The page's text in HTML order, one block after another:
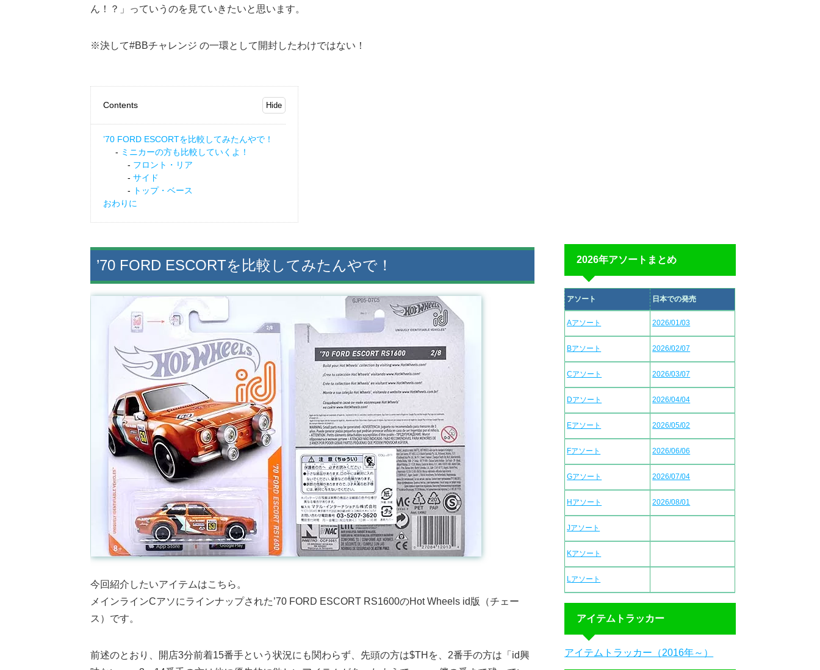
ん！？」っていうのを見ていきたいと思います。
※決して#BBチャレンジ の一環として開封したわけではない！
Contents
’70 FORD ESCORTを比較してみたんやで！
ミニカーの方も比較していくよ！
フロント・リア
サイド
トップ・ベース
おわりに
’70 FORD ESCORTを比較してみたんやで！
今回紹介したいアイテムはこちら。
メインラインCアソにラインナップされた’70 FORD ESCORT RS1600のHot Wheels id版（チェー
ス）です。
前述のとおり、開店3分前着15番手という状況にも関わらず、先頭の方は$THを、2番手の方は「id興
2026年アソートまとめ
アソート 日本での発売
Aアソート 2026/01/03
Bアソート 2026/02/07
Cアソート 2026/03/07
Dアソート 2026/04/04
Eアソート 2026/05/02
Fアソート 2026/06/06
Gアソート 2026/07/04
Hアソート 2026/08/01
Jアソート
Kアソート
Lアソート
アイテムトラッカー
アイテムトラッカー（2016年～）